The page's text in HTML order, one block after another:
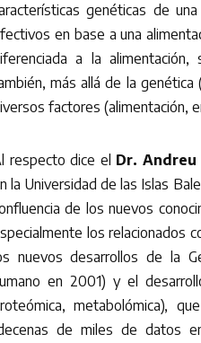
genéticas de
en base a una
a la alimentación,
más allá de la genética
factores (alimentación,
respecto dice el Dr. Andreu
la Universidad de las Islas
de los nuevos
los relacionados
nuevos desarrollos de la
en 2001) y el
metabolómica),
de miles de datos